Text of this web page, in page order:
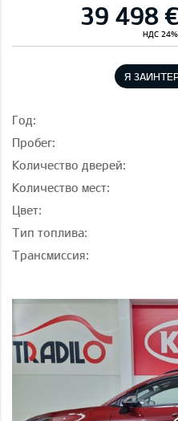
39 498 €
НДС 24%
Я
Год:
Пробег:
Количество дверей:
Количество мест:
Цвет:
Тип топлива:
Трансмиссия: